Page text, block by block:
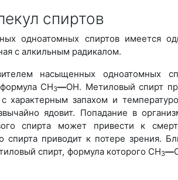
спиртов
одноатомных спиртов имеется
с алкильным радикалом.
насыщенных одноатомных
СН3—OH. Метиловый спирт
характерным запахом и
ядовит. Попадание в
спирта может привести к
спирта приводит к потере зрения.
спирт, формула которого СН3—